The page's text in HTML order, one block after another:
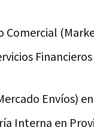
Envíos)
Interna en